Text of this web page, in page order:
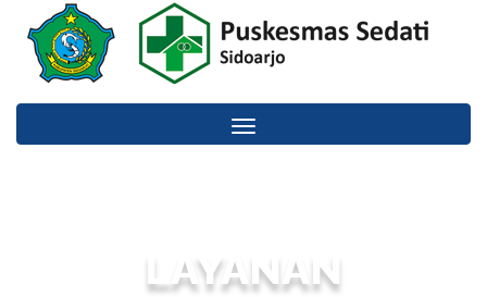
Toggle
navigation
LAYANAN